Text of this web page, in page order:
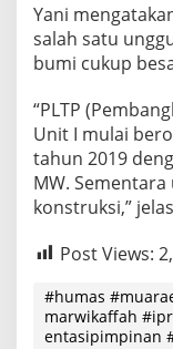
Yani
salah satu
bumi cukup
“PLTP
Unit I mulai
tahun 2019
MW.
konstruksi,”
Post Views:
#humas
marwikaffah
entasipimpinan